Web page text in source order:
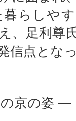
らしや
、足利尊
信点とな
京の姿 ―